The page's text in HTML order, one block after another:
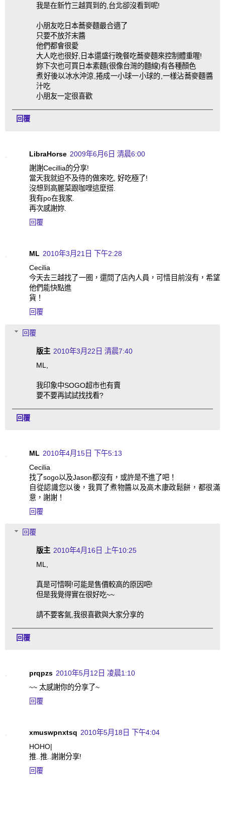
我是在新竹三越買到的,台北卻沒看到呢!
小朋友吃日本蕎麥麵最合適了
只要不放芥末醬
他們都會很愛
大人吃也很好,日本還盛行晚餐吃蕎麥麵來控制體重喔!
妳下次也可買日本素麵(很像台灣的麵線)有各種顏色
煮好後以冰水沖涼,捲成一小球一小球的,一樣沾蕎麥麵醬
汁吃
小朋友一定很喜歡
回覆
LibraHorse 2009年6月6日 清晨6:00
謝謝Cecillia的分享!
當天我就迫不及待的做來吃, 好吃極了!
沒想到高麗菜跟咖哩這麼搭.
我有po在我家.
再次感謝妳.
回覆
ML 2010年3月21日 下午2:28
Cecilia
今天去三越找了一圈，還問了店內人員，可惜目前沒有，希望
他們能快點進
貨！
回覆
回覆
版主 2010年3月22日 清晨7:40
ML,
我印象中SOGO超市也有賣
要不要再試試找找看?
回覆
ML 2010年4月15日 下午5:13
Cecilia
找了sogo以及Jason都沒有，或許是不進了吧！
自從認識您以後，我買了煮物醬以及高木康政鬆餅，都很滿
意，謝謝！
回覆
回覆
版主 2010年4月16日 上午10:25
ML,
真是可惜啊!可能是售價較高的原因吧!
但是我覺得實在很好吃~~
請不要客氣,我很喜歡與大家分享的
回覆
prqpzs 2010年5月12日 凌晨1:10
~~ 太感謝你的分享了~
回覆
xmuswpnxtsq 2010年5月18日 下午4:04
HOHO|
推..推..謝謝分享!
回覆